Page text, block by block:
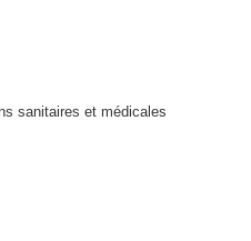
sanitaires et médicales